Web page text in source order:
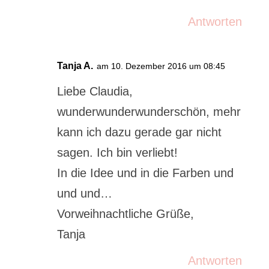
Antworten
Tanja A. am 10. Dezember 2016 um 08:45
Liebe Claudia,
wunderwunderwunderschön, mehr
kann ich dazu gerade gar nicht
sagen. Ich bin verliebt!
In die Idee und in die Farben und
und und…
Vorweihnachtliche Grüße,
Tanja
Antworten